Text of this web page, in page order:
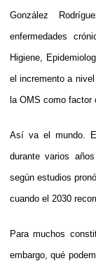
González
enfermedades
Higiene,
el incremento a
la OMS como factor
Así va el mundo.
durante varios
según estudios
cuando el 2030
Para muchos
embargo, qué